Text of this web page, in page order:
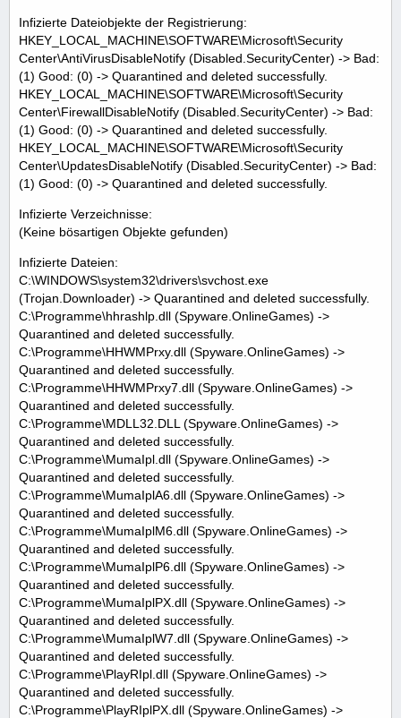
Infizierte Dateiobjekte der Registrierung:
HKEY_LOCAL_MACHINE\SOFTWARE\Microsoft\Security
Center\AntiVirusDisableNotify (Disabled.SecurityCenter) -> Bad:
(1) Good: (0) -> Quarantined and deleted successfully.
HKEY_LOCAL_MACHINE\SOFTWARE\Microsoft\Security
Center\FirewallDisableNotify (Disabled.SecurityCenter) -> Bad:
(1) Good: (0) -> Quarantined and deleted successfully.
HKEY_LOCAL_MACHINE\SOFTWARE\Microsoft\Security
Center\UpdatesDisableNotify (Disabled.SecurityCenter) -> Bad:
(1) Good: (0) -> Quarantined and deleted successfully.
Infizierte Verzeichnisse:
(Keine bösartigen Objekte gefunden)
Infizierte Dateien:
C:\WINDOWS\system32\drivers\svchost.exe
(Trojan.Downloader) -> Quarantined and deleted successfully.
C:\Programme\hhrashlp.dll (Spyware.OnlineGames) ->
Quarantined and deleted successfully.
C:\Programme\HHWMPrxy.dll (Spyware.OnlineGames) ->
Quarantined and deleted successfully.
C:\Programme\HHWMPrxy7.dll (Spyware.OnlineGames) ->
Quarantined and deleted successfully.
C:\Programme\MDLL32.DLL (Spyware.OnlineGames) ->
Quarantined and deleted successfully.
C:\Programme\MumaIpl.dll (Spyware.OnlineGames) ->
Quarantined and deleted successfully.
C:\Programme\MumaIplA6.dll (Spyware.OnlineGames) ->
Quarantined and deleted successfully.
C:\Programme\MumaIplM6.dll (Spyware.OnlineGames) ->
Quarantined and deleted successfully.
C:\Programme\MumaIplP6.dll (Spyware.OnlineGames) ->
Quarantined and deleted successfully.
C:\Programme\MumaIplPX.dll (Spyware.OnlineGames) ->
Quarantined and deleted successfully.
C:\Programme\MumaIplW7.dll (Spyware.OnlineGames) ->
Quarantined and deleted successfully.
C:\Programme\PlayRIpl.dll (Spyware.OnlineGames) ->
Quarantined and deleted successfully.
C:\Programme\PlayRIplPX.dll (Spyware.OnlineGames) ->